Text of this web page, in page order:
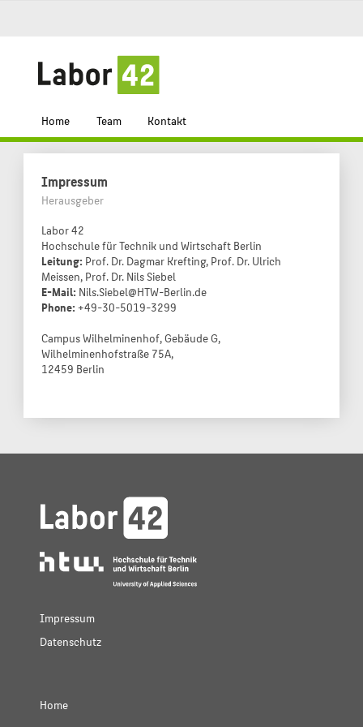
Home Team Kontakt
Impressum
Herausgeber
Labor 42
Hochschule für Technik und Wirtschaft Berlin
Leitung: Prof. Dr. Dagmar Krefting, Prof. Dr. Ulrich
Meissen, Prof. Dr. Nils Siebel
E-Mail: Nils.Siebel@HTW-Berlin.de
Phone:+49-30-5019-3299
Campus Wilhelminenhof, Gebäude G,
Wilhelminenhofstraße 75A,
12459 Berlin
Impressum
Datenschutz
Home